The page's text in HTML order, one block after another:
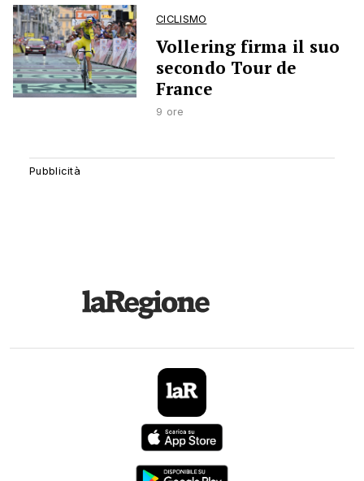
CICLISMO
Vollering firma il suo
secondo Tour de
France
9 ore